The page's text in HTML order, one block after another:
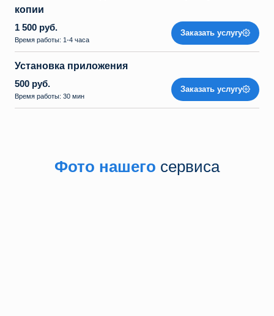
копии
1 500 руб.
Время работы: 1-4 часа
Заказать услугу
Установка приложения
500 руб.
Время работы: 30 мин
Заказать услугу
Фото нашего сервиса